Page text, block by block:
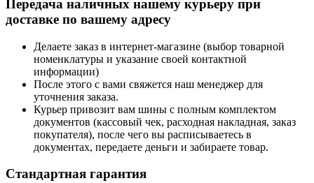
Передача наличных нашему курьеру при
доставке по вашему адресу
Делаете заказ в интернет-магазине (выбор товарной
номенклатуры и указание своей контактной
информации)
После этого с вами свяжется наш менеджер для
уточнения заказа.
Курьер привозит вам шины с полным комплектом
документов (кассовый чек, расходная накладная, заказ
покупателя), после чего вы расписываетесь в
документах, передаете деньги и забираете товар.
Стандартная гарантия